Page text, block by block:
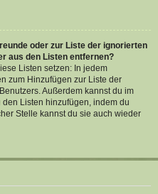
oder zur Liste der ignorierten
aus den Listen entfernen?
Listen setzen: In jedem
zum Hinzufügen zur Liste der
Außerdem kannst du im
Listen hinzufügen, indem du
Stelle kannst du sie auch wieder